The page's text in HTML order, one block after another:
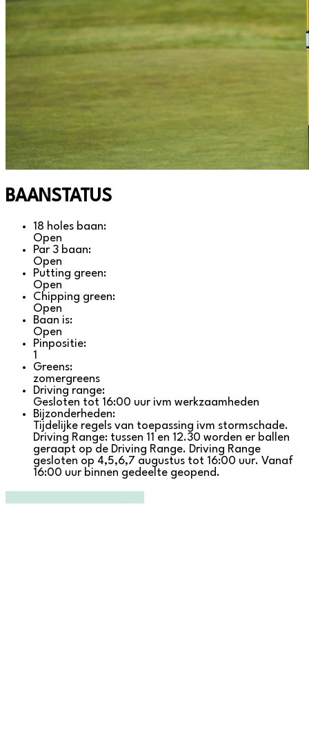
BAANSTATUS
18 holes baan:
Open
Par 3 baan:
Open
Putting green:
Open
Chipping green:
Open
Baan is:
Open
Pinpositie:
1
Greens:
zomergreens
Driving range:
Gesloten tot 16:00 uur ivm werkzaamheden
Bijzonderheden:
Tijdelijke regels van toepassing ivm stormschade.
Driving Range: tussen 11 en 12.30 worden er ballen
geraapt op de Driving Range. Driving Range
gesloten op 4,5,6,7 augustus tot 16:00 uur. Vanaf
16:00 uur binnen gedeelte geopend.